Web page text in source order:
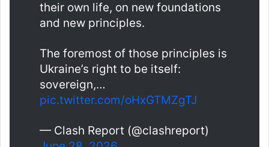
their own life, on new foundations
and new principles.
The foremost of those principles is
Ukraine’s right to be itself:
sovereign,…
pic.twitter.com/oHxGTMZgTJ
— Clash Report (@clashreport)